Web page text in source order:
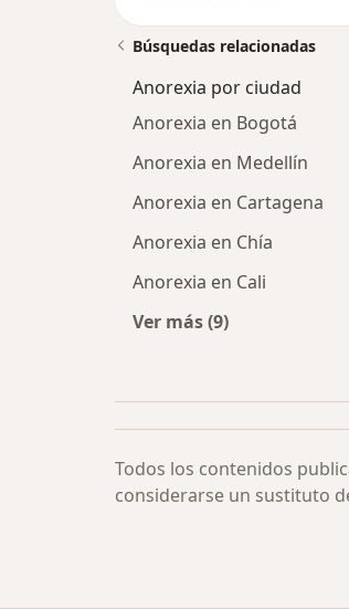
Búsquedas relacionadas
Anorexia por ciudad
Anorexia en Bogotá
Anorexia en Medellín
Anorexia en Cartagena
Anorexia en Chía
Anorexia en Cali
Ver más (9)
Más en esta
Todos los contenidos
considerarse un sustituto